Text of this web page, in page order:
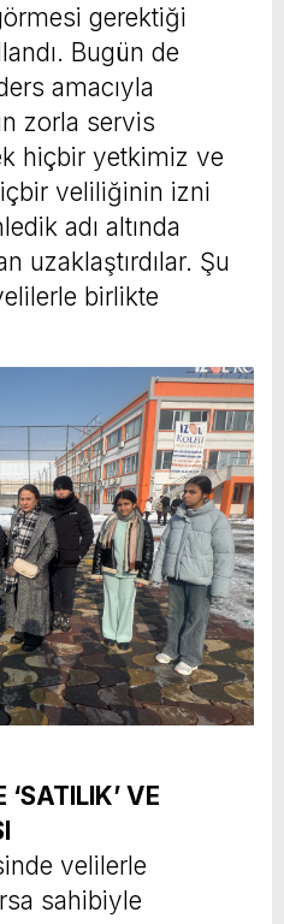
gerektiği
Bugün de
amacıyla
zorla servis
hiçbir yetkimiz ve
veliliğinin izni
adı altında
uzaklaştırdılar. Şu
birlikte
VE
velilerle
sahibiyle